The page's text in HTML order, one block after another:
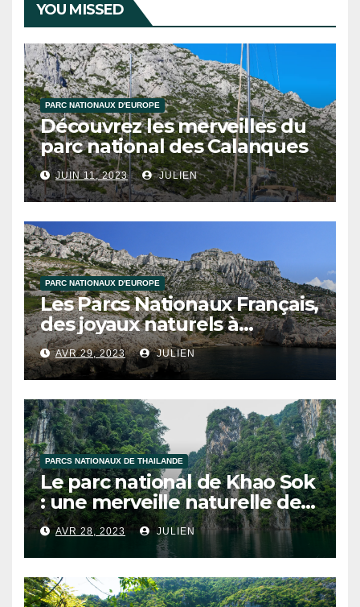
YOU MISSED
PARC NATIONAUX D'EUROPE
Découvrez les merveilles du
parc national des Calanques
JUIN 11, 2023 JULIEN
PARC NATIONAUX D'EUROPE
Les Parcs Nationaux Français,
des joyaux naturels à
découvrir !
AVR 29, 2023 JULIEN
PARCS NATIONAUX DE THAILANDE
Le parc national de Khao Sok
: une merveille naturelle de
la Thaïlande
AVR 28, 2023 JULIEN